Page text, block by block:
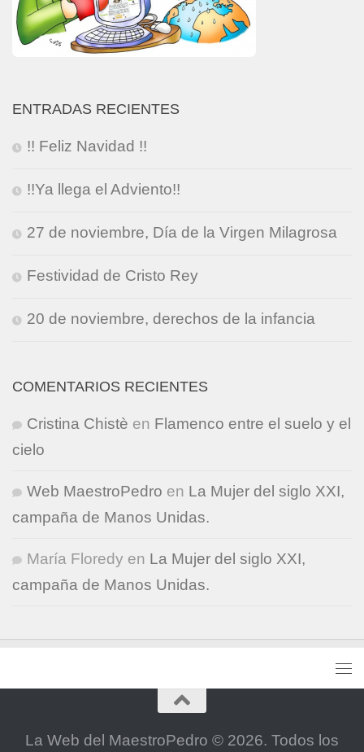
ENTRADAS RECIENTES
!! Feliz Navidad !!
!!Ya llega el Adviento!!
27 de noviembre, Día de la Virgen Milagrosa
Festividad de Cristo Rey
20 de noviembre, derechos de la infancia
COMENTARIOS RECIENTES
Cristina Chistè en Flamenco entre el suelo y el
cielo
Web MaestroPedro en La Mujer del siglo XXI,
campaña de Manos Unidas.
María Floredy en La Mujer del siglo XXI,
campaña de Manos Unidas.
La Web del MaestroPedro © 2026. Todos los